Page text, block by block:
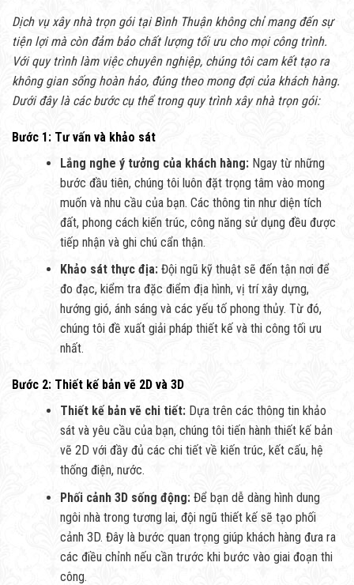
Dịch vụ xây nhà trọn gói tại Bình Thuận không chỉ mang đến sự
tiện lợi mà còn đảm bảo chất lượng tối ưu cho mọi công trình.
Với quy trình làm việc chuyên nghiệp, chúng tôi cam kết tạo ra
không gian sống hoàn hảo, đúng theo mong đợi của khách hàng.
Dưới đây là các bước cụ thể trong quy trình xây nhà trọn gói:
Bước 1: Tư vấn và khảo sát
Lắng nghe ý tưởng của khách hàng:Ngay từ những
bước đầu tiên, chúng tôi luôn đặt trọng tâm vào mong
muốn và nhu cầu của bạn. Các thông tin như diện tích
đất, phong cách kiến trúc, công năng sử dụng đều được
tiếp nhận và ghi chú cẩn thận.
Khảo sát thực địa:Đội ngũ kỹ thuật sẽ đến tận nơi để
đo đạc, kiểm tra đặc điểm địa hình, vị trí xây dựng,
hướng gió, ánh sáng và các yếu tố phong thủy. Từ đó,
chúng tôi đề xuất giải pháp thiết kế và thi công tối ưu
nhất.
Bước 2: Thiết kế bản vẽ 2D và 3D
Thiết kế bản vẽ chi tiết:Dựa trên các thông tin khảo
sát và yêu cầu của bạn, chúng tôi tiến hành thiết kế bản
vẽ 2D với đầy đủ các chi tiết về kiến trúc, kết cấu, hệ
thống điện, nước.
Phối cảnh 3D sống động:Để bạn dễ dàng hình dung
ngôi nhà trong tương lai, đội ngũ thiết kế sẽ tạo phối
cảnh 3D. Đây là bước quan trọng giúp khách hàng đưa ra
các điều chỉnh nếu cần trước khi bước vào giai đoạn thi
công.